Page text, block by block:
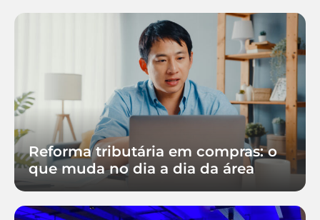
Reforma tributária em compras: o
que muda no dia a dia da área